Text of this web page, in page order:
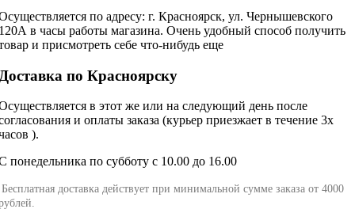
по адресу: г. Красноярск, ул. Чернышевского
в часы работы магазина. Очень удобный способ получить
и присмотреть себе что-нибудь еще
по Красноярску
в этот же или на следующий день после
и оплаты заказа (курьер приезжает в течение 3х
).
понедельника по субботу с 10.00 до 16.00
Бесплатная доставка действует при минимальной сумме заказа от 4000